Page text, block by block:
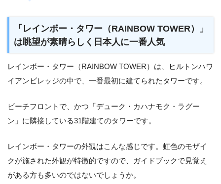
「レインボー・タワー（RAINBOW TOWER）」
は眺望が素晴らしく日本人に一番人気
レインボー・タワー（RAINBOW TOWER）は、ヒルトンハワ
イアンビレッジの中で、一番最初に建てられたタワーです。
ビーチフロントで、かつ「デューク・カハナモク・ラグー
ン」に隣接している31階建てのタワーです。
レインボー・タワーの外観はこんな感じです。虹色のモザイ
クが施された外観が特徴的ですので、ガイドブックで見覚え
がある方も多いのではないでしょうか。